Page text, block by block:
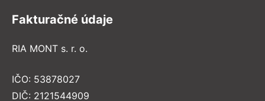
Fakturačné údaje
RIA MONT s. r. o.
IČO: 53878027
DIČ: 2121544909